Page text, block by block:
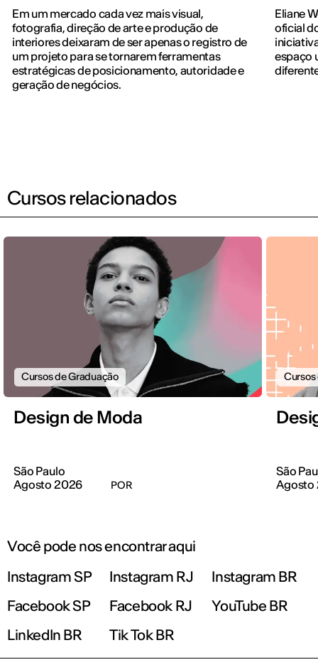
Em um mercado cada vez mais visual,
fotografia, direção de arte e produção de
interiores deixaram de ser apenas o registro de
um projeto para se tornarem ferramentas
estratégicas de posicionamento, autoridade e
geração de negócios.
Eliane
oficial
espaço
Cursos relacionados
Cursos de Graduação
Design de Moda
São Paulo
Agosto 2026
POR
Cursos
São
Agosto
Você pode nos encontrar aqui
Instagram SP
Instagram RJ
Instagram BR
Facebook SP
Facebook RJ
YouTube BR
LinkedIn BR
Tik Tok BR